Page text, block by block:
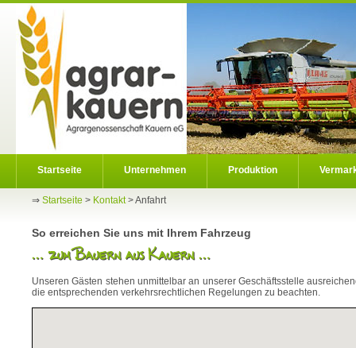
Startseite Unternehmen Produktion
⇒ Startseite > Kontakt >Anfahrt
So erreichen Sie uns mit Ihrem Fahrzeug
Unseren Gästen stehen unmittelbar an unserer Geschäftsstelle
die entsprechenden verkehrsrechtlichen Regelungen zu beachten.